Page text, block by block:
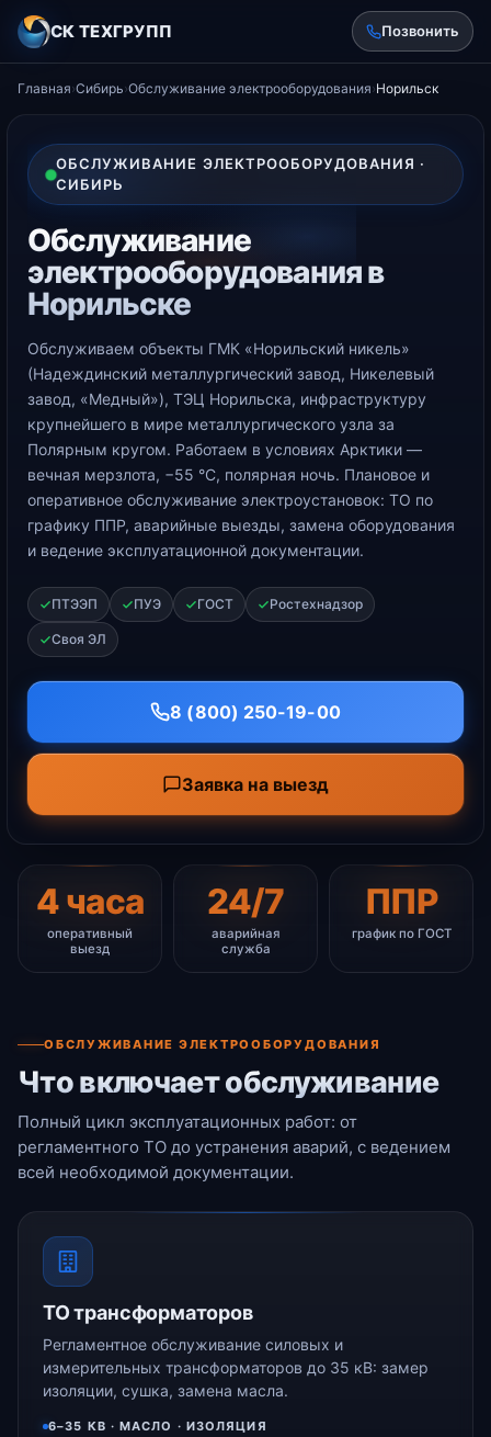
СК ТЕХГРУПП Позвонить
Главная›Сибирь›Обслуживание электрооборудования›Норильск
ОБСЛУЖИВАНИЕ ЭЛЕКТРООБОРУДОВАНИЯ ·
СИБИРЬ
Обслуживание
электрооборудования в
Норильске
Обслуживаем объекты ГМК «Норильский никель»
(Надеждинский металлургический завод, Никелевый
завод, «Медный»), ТЭЦ Норильска, инфраструктуру
крупнейшего в мире металлургического узла за
Полярным кругом. Работаем в условиях Арктики —
вечная мерзлота, −55 °С, полярная ночь. Плановое и
оперативное обслуживание электроустановок: ТО по
графику ППР, аварийные выезды, замена оборудования
и ведение эксплуатационной документации.
ПТЭЭП ПУЭ ГОСТ Ростехнадзор
Своя ЭЛ
8 (800) 250-19-00
Заявка на выезд
4 часа
оперативный
выезд
24/7
аварийная
служба
ППР
график по ГОСТ
ОБСЛУЖИВАНИЕ ЭЛЕКТРООБОРУДОВАНИЯ
Что включает обслуживание
Полный цикл эксплуатационных работ: от
регламентного ТО до устранения аварий, с ведением
всей необходимой документации.
ТО трансформаторов
Регламентное обслуживание силовых и
измерительных трансформаторов до 35 кВ: замер
изоляции, сушка, замена масла.
6–35 КВ · МАСЛО · ИЗОЛЯЦИЯ